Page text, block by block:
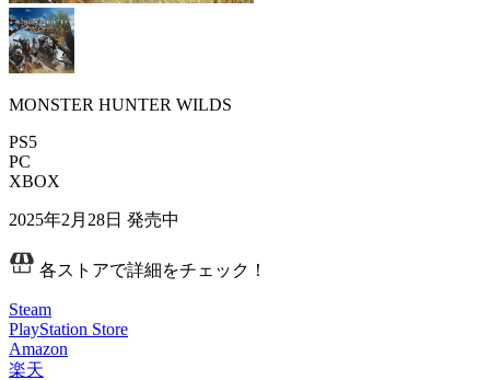
MONSTER HUNTER WILDS
PS5
PC
XBOX
2025年2月28日 発売中
各ストアで詳細をチェック！
Steam
PlayStation Store
Amazon
楽天